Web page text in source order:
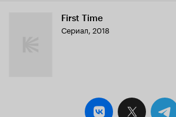
First Time
Сериал, 2018